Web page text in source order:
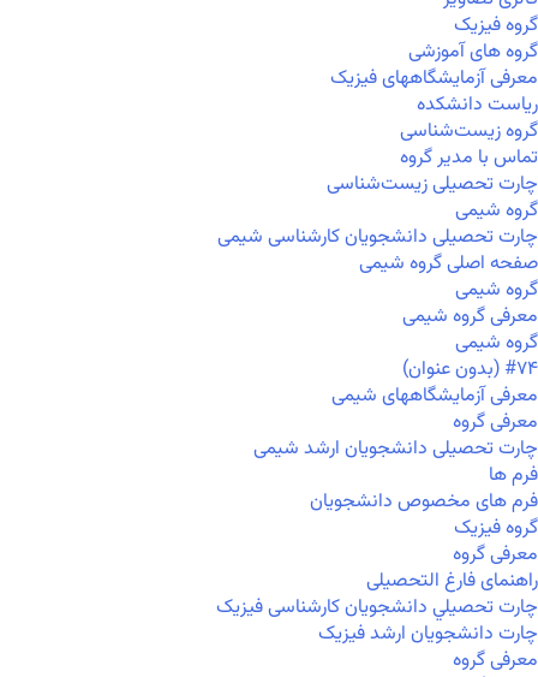
گروه فیزیک
گروه های آموزشی
معرفی آزمایشگاههای فیزیک
ریاست دانشکده
گروه زیست‌شناسی
تماس با مدیر گروه
چارت تحصیلی زیست‌شناسی
گروه شیمی
چارت تحصیلی دانشجویان کارشناسی شیمی
صفحه اصلی گروه شیمی
گروه شیمی
معرفی گروه شیمی
گروه شیمی
#۷۴ (بدون عنوان)
معرفی آزمایشگاههای شیمی
معرفی گروه
چارت تحصیلی دانشجویان ارشد شیمی
فرم ها
فرم های مخصوص دانشجویان
گروه فیزیک
معرفی گروه
راهنمای فارغ التحصیلی
چارت تحصيلي دانشجویان کارشناسی فیزیک
چارت دانشجویان ارشد فیزیک
معرفی گروه